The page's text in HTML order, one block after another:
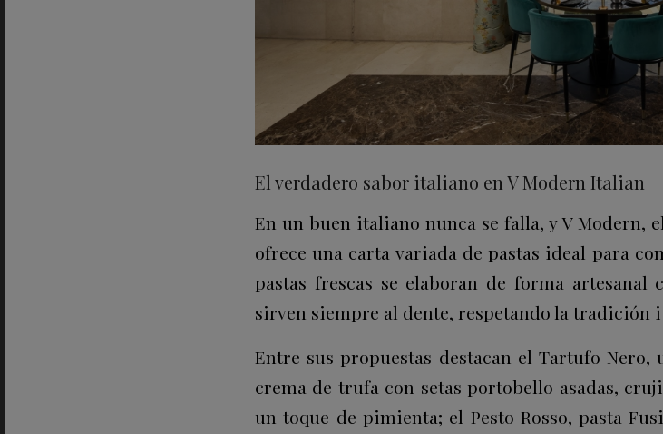
El verdadero sabor italiano en V Modern Italian
En un buen italiano nunca se falla, y V Modern,
ofrece una carta variada de pastas ideal para
pastas frescas se elaboran de forma
sirven siempre al dente, respetando la tradición
Entre sus propuestas destacan el Tartufo Nero,
crema de trufa con setas portobello asadas,
un toque de pimienta; el Pesto Rosso, pasta